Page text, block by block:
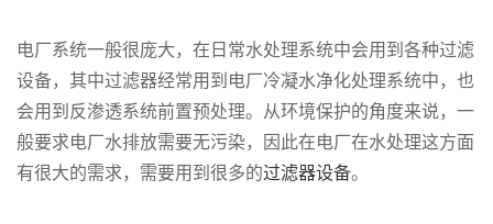
电厂系统一般很庞大，在日常水处理系统中会用到各种过滤
设备，其中过滤器经常用到电厂冷凝水净化处理系统中，也
会用到反渗透系统前置预处理。从环境保护的角度来说，一
般要求电厂水排放需要无污染，因此在电厂在水处理这方面
有很大的需求，需要用到很多的过滤器设备。